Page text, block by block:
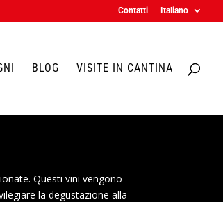
Contatti Italiano
BLOG VISITE IN CANTINA
Questi vini vengono
la degustazione alla